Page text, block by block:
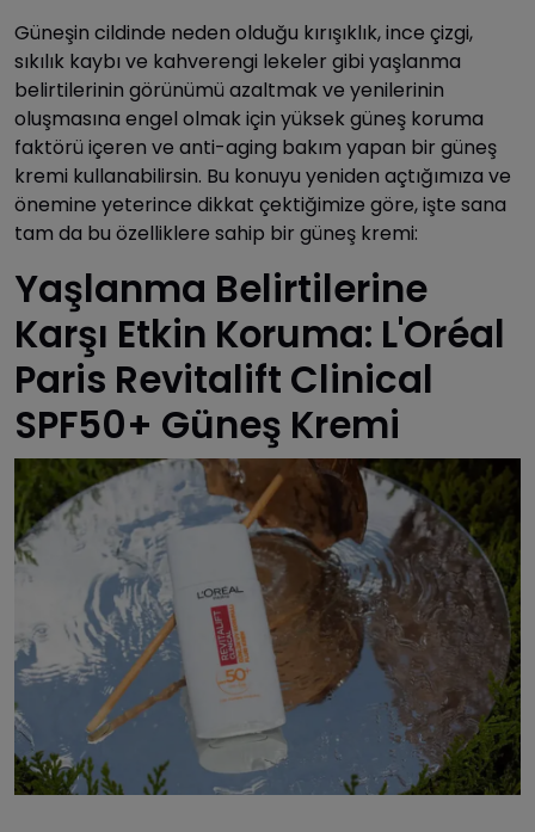
Güneşin cildinde neden olduğu kırışıklık, ince çizgi,
sıkılık kaybı ve kahverengi lekeler gibi yaşlanma
belirtilerinin görünümü azaltmak ve yenilerinin
oluşmasına engel olmak için yüksek güneş koruma
faktörü içeren ve anti-aging bakım yapan bir güneş
kremi kullanabilirsin. Bu konuyu yeniden açtığımıza ve
önemine yeterince dikkat çektiğimize göre, işte sana
tam da bu özelliklere sahip bir güneş kremi:
Yaşlanma Belirtilerine
Karşı Etkin Koruma: L'Oréal
Paris Revitalift Clinical
SPF50+ Güneş Kremi